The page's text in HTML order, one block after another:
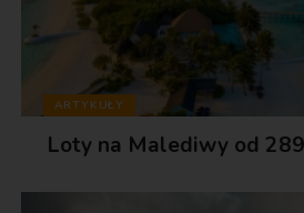
ARTYKUŁY
Loty na Malediwy od